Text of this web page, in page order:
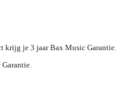
krijg je 3 jaar Bax Music Garantie.